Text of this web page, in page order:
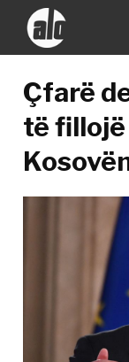
Çfarë
të